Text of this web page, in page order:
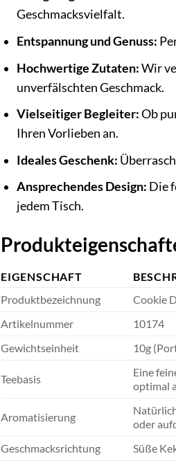
Geschmacksvielfalt.
Entspannung und Genuss:
Hochwertige Zutaten:Wir
unverfälschten Geschmack.
Vielseitiger Begleiter:Ob
Ihren Vorlieben an.
Ideales Geschenk:
Ansprechendes Design: Die
jedem Tisch.
EIGENSCHAFT
Produktbezeichnung
Cookie
Artikelnummer
10174
Gewichtseinheit
10g
Teebasis
Eine
optimal
Aromatisierung
oder
Geschmacksrichtung
Süße